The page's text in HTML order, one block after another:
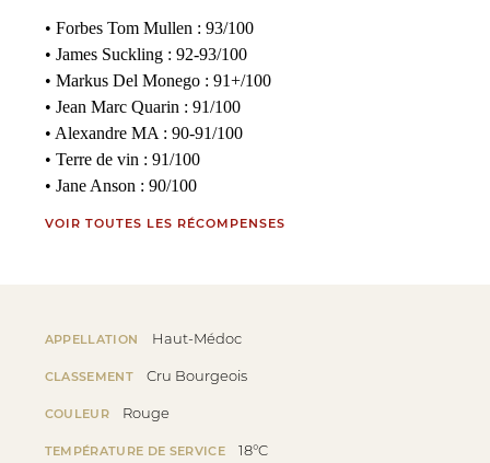
• Forbes Tom Mullen : 93/100
• James Suckling : 92-93/100
• Markus Del Monego : 91+/100
• Jean Marc Quarin : 91/100
• Alexandre MA : 90-91/100
• Terre de vin : 91/100
• Jane Anson : 90/100
VOIR TOUTES LES RÉCOMPENSES
APPELLATION Haut-Médoc
CLASSEMENT Cru Bourgeois
COULEUR Rouge
TEMPÉRATURE DE SERVICE 18°C